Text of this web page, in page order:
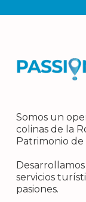
Somos un
colinas de la
Patrimonio
servicios
pasiones.